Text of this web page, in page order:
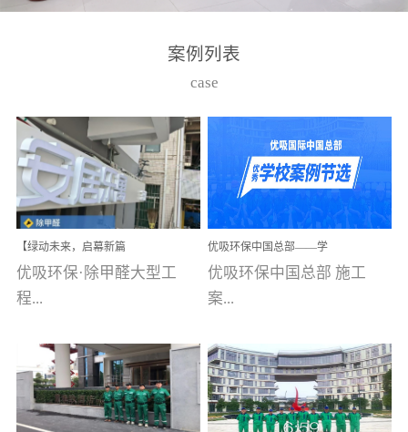
高技能的团队。汇聚了众
取得了多项产品技术专利
和多项国家版权局著作
权，获得高新技术企业称
号。生产优势自主生产自
给自足，优吸公司于2015
在广州番禺区成功建立产
品线生产基地，工厂拥有
自动化生产设备和成熟的
选择源头源材料、严控产
品质量，我们每一批的生
产产品都经过严格的质检
案例列表
case
【绿动未来，启幕新篇
章】优吸环保中标深圳安
居乐寓，超大型工装室内
空气治理项目顺利启航，
优吸环保·除甲醛大型工
程...
案例【深圳安居乐寓】室
内空气治理项目深圳安居
乐寓 深圳市安居乐寓
优吸环保中国总部——学
校施工案例(节选)
优吸环保中国总部 施工
案...
例(学校工装节选)广州南沙
小学(珠江湾校区)项目地
址：广州市南沙区海滨路